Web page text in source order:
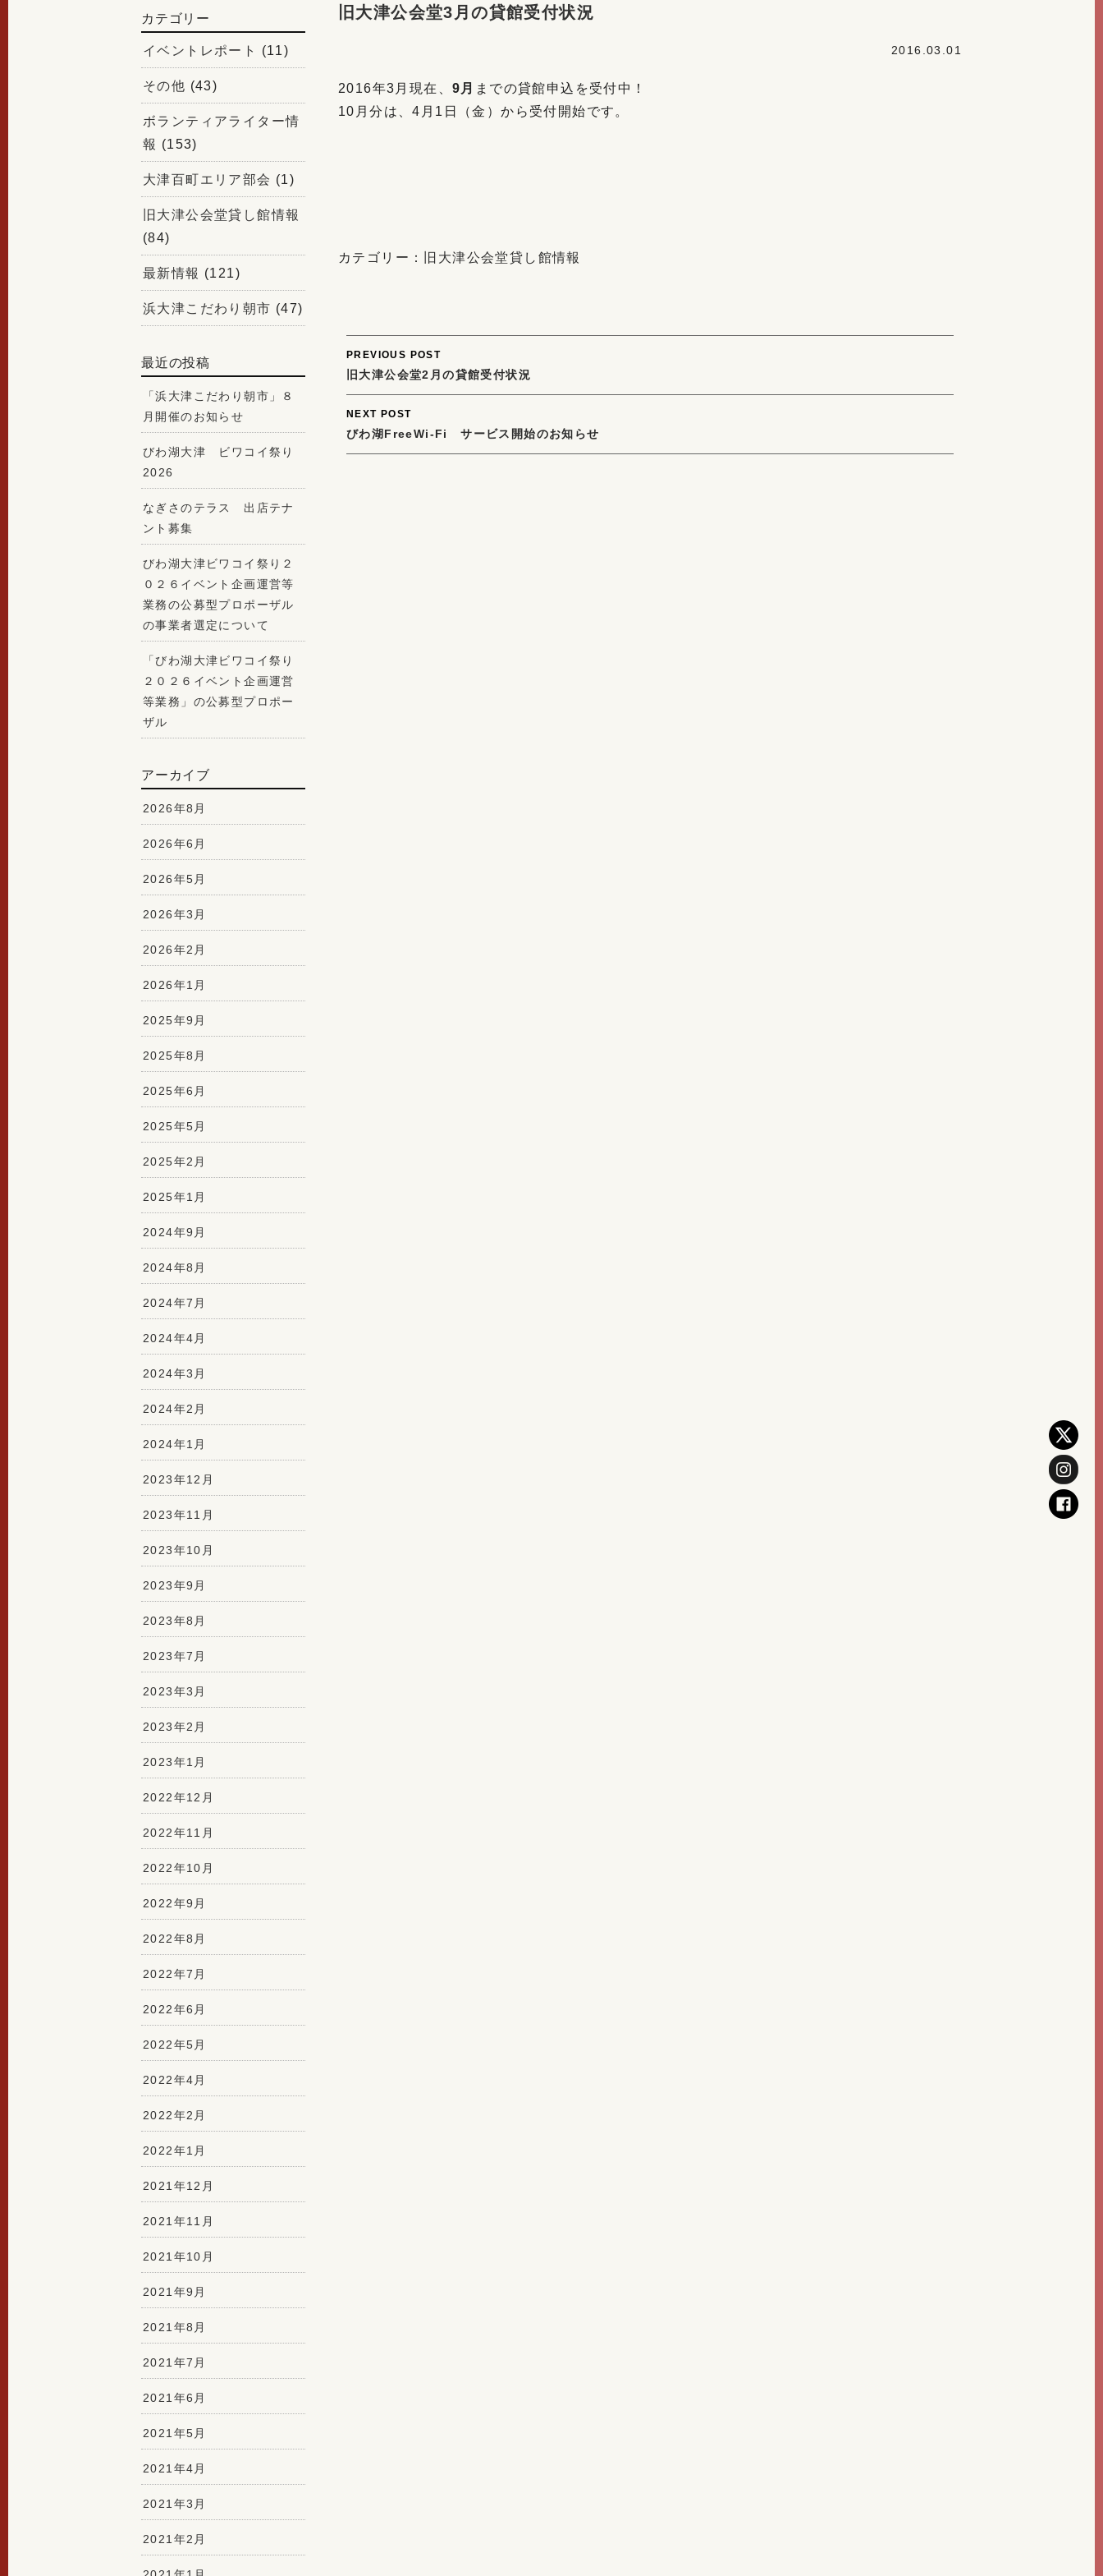
旧大津公会堂3月の貸館受付状況
2016.03.01
2016年3月現在、 9月 までの貸館申込を受付中！
10月分は、4月1日（金）から受付開始です。
カテゴリー： 旧大津公会堂貸し館情報
Post
navigation
PREVIOUS POST
旧大津公会堂2月の貸館受付状況
NEXT POST
びわ湖FreeWi-Fi サービス開始のお知らせ
カテゴリー
イベントレポート (11)
その他 (43)
ボランティアライター情
報 (153)
大津百町エリア部会 (1)
旧大津公会堂貸し館情報
(84)
最新情報 (121)
浜大津こだわり朝市 (47)
最近の投稿
「浜大津こだわり朝市」８
月開催のお知らせ
びわ湖大津 ビワコイ祭り
2026
なぎさのテラス 出店テナ
ント募集
びわ湖大津ビワコイ祭り２
０２６イベント企画運営等
業務の公募型プロポーザル
の事業者選定について
「びわ湖大津ビワコイ祭り
２０２６イベント企画運営
等業務」の公募型プロポー
ザル
アーカイブ
2026年8月
2026年6月
2026年5月
2026年3月
2026年2月
2026年1月
2025年9月
2025年8月
2025年6月
2025年5月
2025年2月
2025年1月
2024年9月
2024年8月
2024年7月
2024年4月
2024年3月
2024年2月
2024年1月
2023年12月
2023年11月
2023年10月
2023年9月
2023年8月
2023年7月
2023年3月
2023年2月
2023年1月
2022年12月
2022年11月
2022年10月
2022年9月
2022年8月
2022年7月
2022年6月
2022年5月
2022年4月
2022年2月
2022年1月
2021年12月
2021年11月
2021年10月
2021年9月
2021年8月
2021年7月
2021年6月
2021年5月
2021年4月
2021年3月
2021年2月